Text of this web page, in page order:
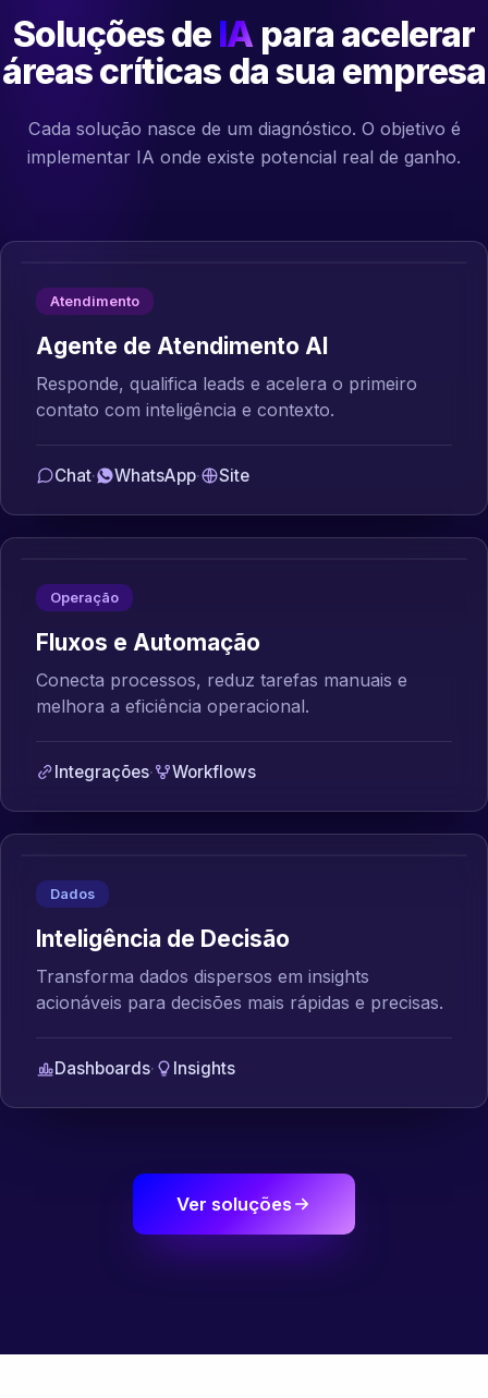
Soluções de IA para acelerar
áreas críticas da sua empresa
Cada solução nasce de um diagnóstico. O objetivo é
implementar IA onde existe potencial real de ganho.
Atendimento
Agente de Atendimento AI
Responde, qualifica leads e acelera o primeiro
contato com inteligência e contexto.
Chat· WhatsApp· Site
Operação
Fluxos e Automação
Conecta processos, reduz tarefas manuais e
melhora a eficiência operacional.
Integrações· Workflows
Dados
Inteligência de Decisão
Transforma dados dispersos em insights
acionáveis para decisões mais rápidas e precisas.
Dashboards· Insights
Ver soluções